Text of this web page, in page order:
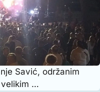
Savić, održanim
velikim …